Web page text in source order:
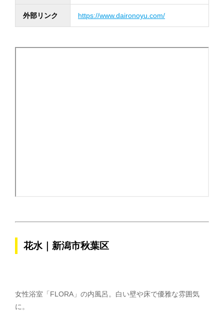
外部リンク https://www.daironoyu.com/
花水｜新潟市秋葉区
女性浴室「FLORA」の内風呂。白い壁や床で優雅な雰囲気
に。